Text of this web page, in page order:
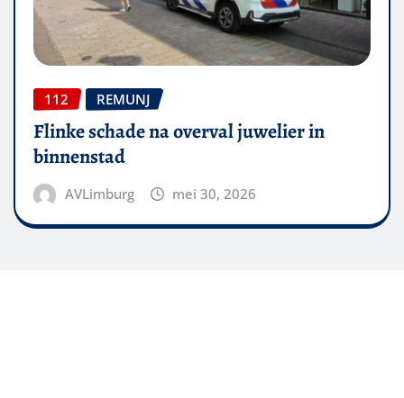
112 REMUNJ
Flinke schade na overval juwelier in
binnenstad
AVLimburg mei 30, 2026